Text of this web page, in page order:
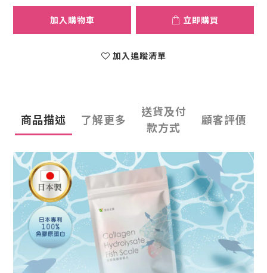
加入購物車 立即購買
加入追蹤清單
商品描述 了解更多
送貨及付
款方式
顧客評價